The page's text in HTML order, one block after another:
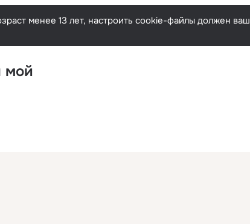
менее 13 лет, настроить cookie-файлы должен ваш
мой